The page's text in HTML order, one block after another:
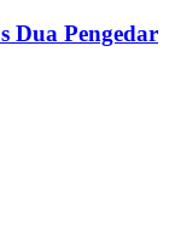
Dua Pengedar